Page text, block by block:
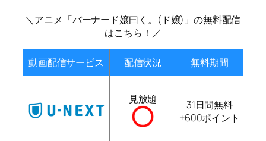
＼アニメ「バーナード嬢曰く。(ド嬢)」の無料配信
はこちら！／
動画配信サービス 配信状況 無料期間
見放題
31日間無料
+600ポイント